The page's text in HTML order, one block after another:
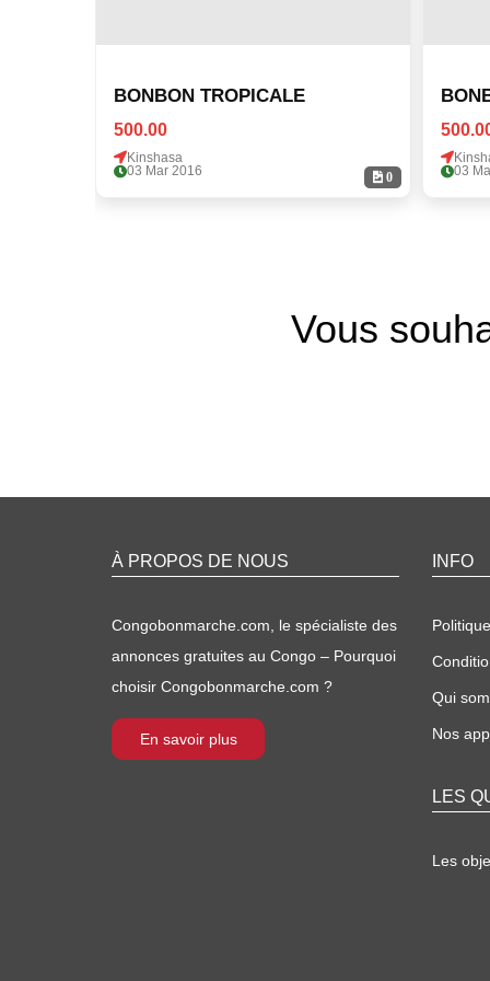
0
BONBON TROPICALE
500.00
Kinshasa
03 Mar 2016
03
Vous
À PROPOS DE NOUS
Congobonmarche.com, le spécialiste des
annonces gratuites au Congo – Pourquoi
choisir Congobonmarche.com ?
En savoir plus
INFO
Qui
Nos
LES
Les